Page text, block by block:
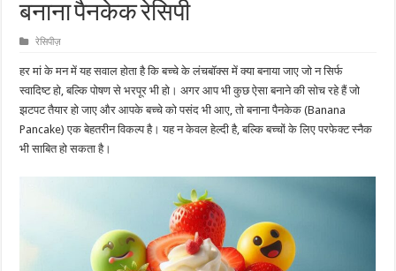
बनाना पैनकेक रेसिपी
रेसिपीज़
हर मां के मन में यह सवाल होता है कि बच्चे के लंचबॉक्स में क्या बनाया जाए जो न सिर्फ
स्वादिष्ट हो, बल्कि पोषण से भरपूर भी हो। अगर आप भी कुछ ऐसा बनाने की सोच रहे हैं जो
झटपट तैयार हो जाए और आपके बच्चे को पसंद भी आए, तो बनाना पैनकेक (Banana
Pancake) एक बेहतरीन विकल्प है। यह न केवल हेल्दी है, बल्कि बच्चों के लिए परफेक्ट स्नैक
भी साबित हो सकता है।